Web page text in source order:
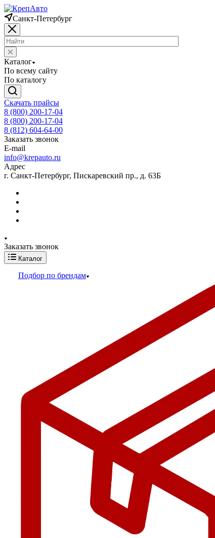
Санкт-Петербург
Каталог
По всему сайту
По каталогу
Скачать прайсы
8 (800) 200-17-04
8 (800) 200-17-04
8 (812) 604-64-00
Заказать звонок
E-mail
info@krepauto.ru
Адрес
г. Санкт-Петербург, Пискаревский пр., д. 63Б
Заказать звонок
Каталог
Подбор по брендам